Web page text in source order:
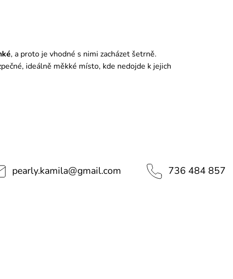
, a proto je vhodné s nimi zacházet šetrně.
ideálně měkké místo, kde nedojde k jejich
pearly.kamila@gmail.com 736 484 857